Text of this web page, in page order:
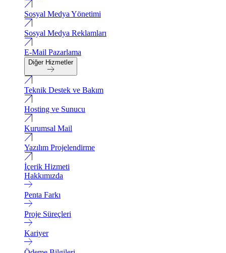
Sosyal Medya Yönetimi
Sosyal Medya Reklamları
E-Mail Pazarlama
Diğer Hizmetler
Teknik Destek ve Bakım
Hosting ve Sunucu
Kurumsal Mail
Yazılım Projelendirme
İçerik Hizmeti
Hakkımızda
Penta Farkı
Proje Süreçleri
Kariyer